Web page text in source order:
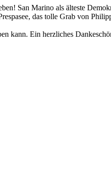
San Marino als älteste
das tolle Grab von
kann. Ein herzliches